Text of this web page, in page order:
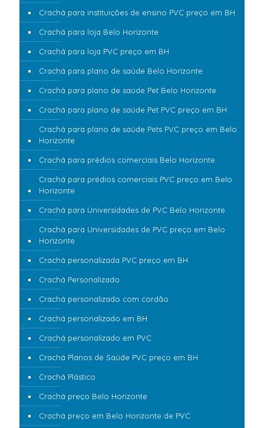
Crachá para instituições de ensino PVC preço em BH
Crachá para loja Belo Horizonte
Crachá para loja PVC preço em BH
Crachá para plano de saúde Belo Horizonte
Crachá para plano de saúde Pet Belo Horizonte
Crachá para plano de saúde Pet PVC preço em BH
Crachá para plano de saúde Pets PVC preço em Belo
Horizonte
Crachá para prédios comerciais Belo Horizonte
Crachá para prédios comerciais PVC preço em Belo
Horizonte
Crachá para Universidades de PVC Belo Horizonte
Crachá para Universidades de PVC preço em Belo
Horizonte
Crachá personalizada PVC preço em BH
Crachá Personalizado
Crachá personalizado com cordão
Crachá personalizado em BH
Crachá personalizado em PVC
Crachá Planos de Saúde PVC preço em BH
Crachá Plástico
Crachá preço Belo Horizonte
Crachá preço em Belo Horizonte de PVC